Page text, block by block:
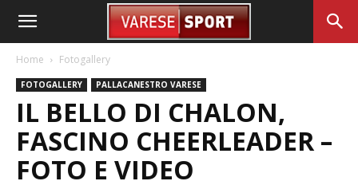
Home Fotogallery
FOTOGALLERY PALLACANESTRO VARESE
IL BELLO DI CHALON,
FASCINO CHEERLEADER –
FOTO E VIDEO